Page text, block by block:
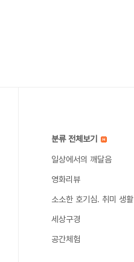
분류 전체보기
일상에서의 깨달음
영화리뷰
소소한 호기심. 취미 생활
세상구경
공간체험